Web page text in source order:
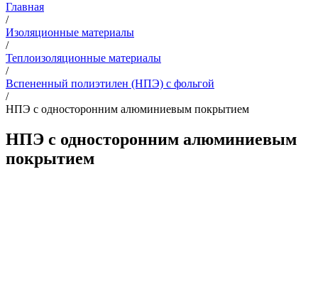
Главная
/
Изоляционные материалы
/
Теплоизоляционные материалы
/
Вспененный полиэтилен (НПЭ) с фольгой
/
НПЭ с односторонним алюминиевым покрытием
НПЭ с односторонним алюминиевым
покрытием